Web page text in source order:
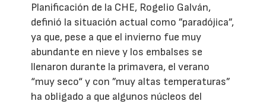
Planificación de la CHE, Rogelio Galván,
definió la situación actual como ”paradójica”,
ya que, pese a que el invierno fue muy
abundante en nieve y los embalses se
llenaron durante la primavera, el verano
“muy seco“ y con ”muy altas temperaturas”
ha obligado a que algunos núcleos del